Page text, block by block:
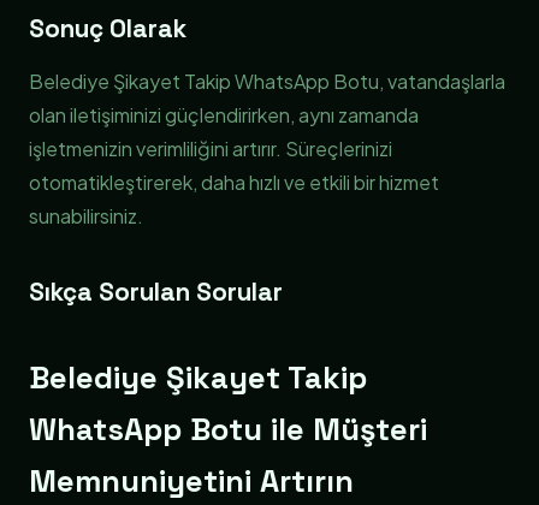
Sonuç Olarak
Belediye Şikayet Takip WhatsApp Botu, vatandaşlarla
olan iletişiminizi güçlendirirken, aynı zamanda
işletmenizin verimliliğini artırır. Süreçlerinizi
otomatikleştirerek, daha hızlı ve etkili bir hizmet
sunabilirsiniz.
Sıkça Sorulan Sorular
Belediye Şikayet Takip
WhatsApp Botu ile Müşteri
Memnuniyetini Artırın